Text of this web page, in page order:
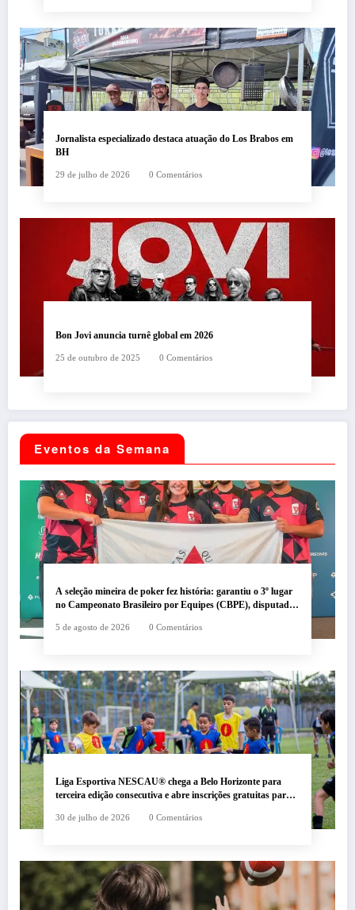
Jornalista especializado destaca atuação do Los Brabos em
BH
29 de julho de 2026 0 Comentários
Bon Jovi anuncia turnê global em 2026
25 de outubro de 2025 0 Comentários
Eventos da Semana
A seleção mineira de poker fez história: garantiu o 3º lugar
no Campeonato Brasileiro por Equipes (CBPE), disputado
5 de agosto de 2026 0 Comentários
Liga Esportiva NESCAU® chega a Belo Horizonte para
terceira edição consecutiva e abre inscrições gratuitas para
30 de julho de 2026 0 Comentários